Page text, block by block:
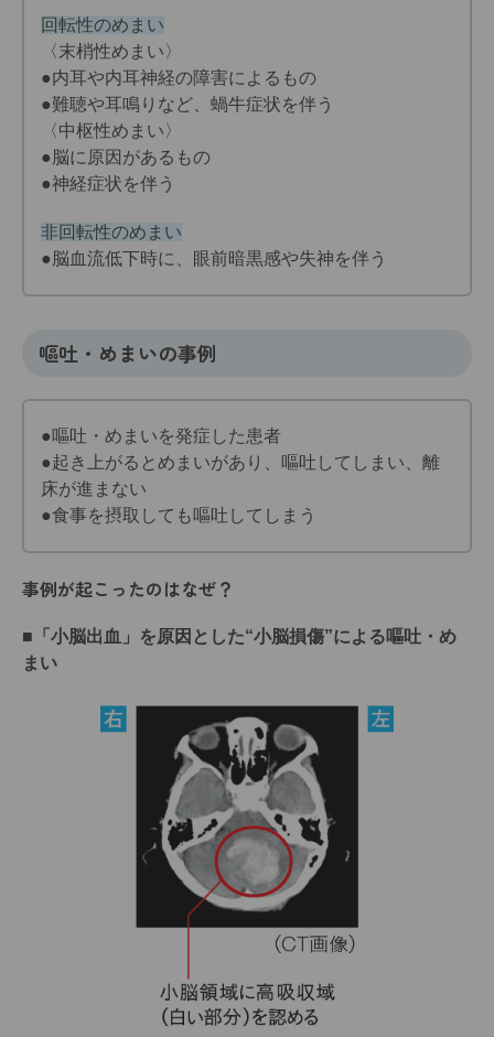
回転性のめまい
〈末梢性めまい〉
●内耳や内耳神経の障害によるもの
●難聴や耳鳴りなど、蝸牛症状を伴う
〈中枢性めまい〉
●脳に原因があるもの
●神経症状を伴う
非回転性のめまい
●脳血流低下時に、眼前暗黒感や失神を伴う
嘔吐・めまいの事例
●嘔吐・めまいを発症した患者
●起き上がるとめまいがあり、嘔吐してしまい、離
床が進まない
●食事を摂取しても嘔吐してしまう
事例が起こったのはなぜ？
■「小脳出血」を原因とした“小脳損傷”による嘔吐・め
まい